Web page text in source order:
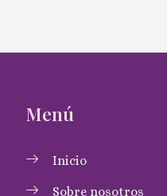
Menú
Inicio
Sobre nosotros